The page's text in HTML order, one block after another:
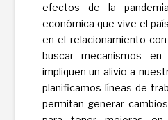
efectos de la
económica que vive el
en el relacionamiento
buscar mecanismos
impliquen un alivio a
planificamos líneas de
permitan generar